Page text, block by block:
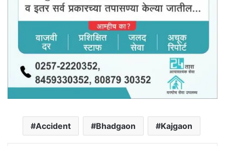
Accident Bhadgaon Kajgaon